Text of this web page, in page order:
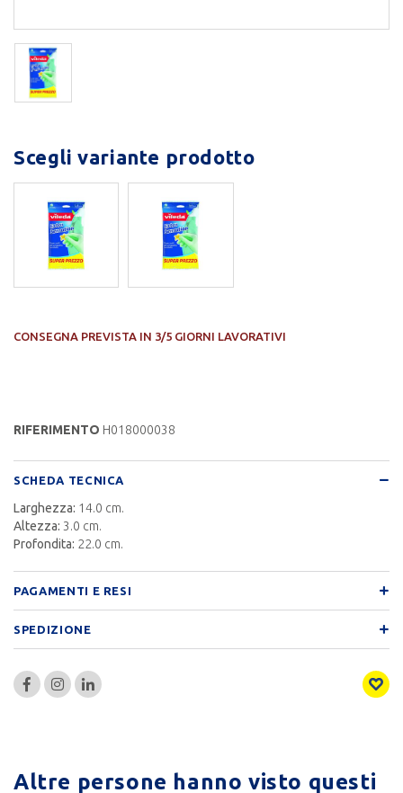
Scegli variante prodotto
CONSEGNA PREVISTA IN 3/5 GIORNI LAVORATIVI
RIFERIMENTO H018000038
SCHEDA TECNICA
Larghezza: 14.0 cm.
Altezza: 3.0 cm.
Profondita: 22.0 cm.
PAGAMENTI E RESI
SPEDIZIONE
Altre persone hanno visto questi